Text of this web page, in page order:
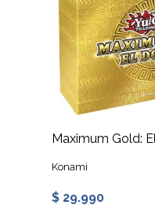
Maximum Gold:
Konami
$ 29.990